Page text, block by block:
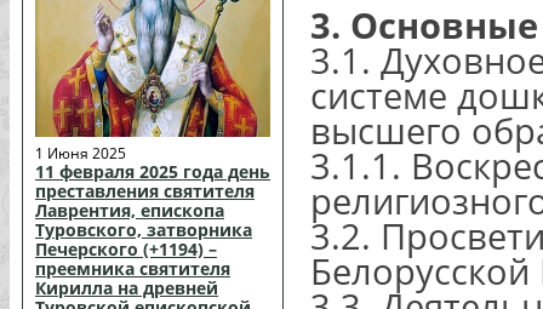
1 Июня 2025
11 февраля 2025 года день
преставления святителя
Лаврентия, епископа
Туровского, затворника
Печерского (+1194) –
преемника святителя
Кирилла на древней
3.
3.1.
системе
высшего
3.1.1.
3.2.